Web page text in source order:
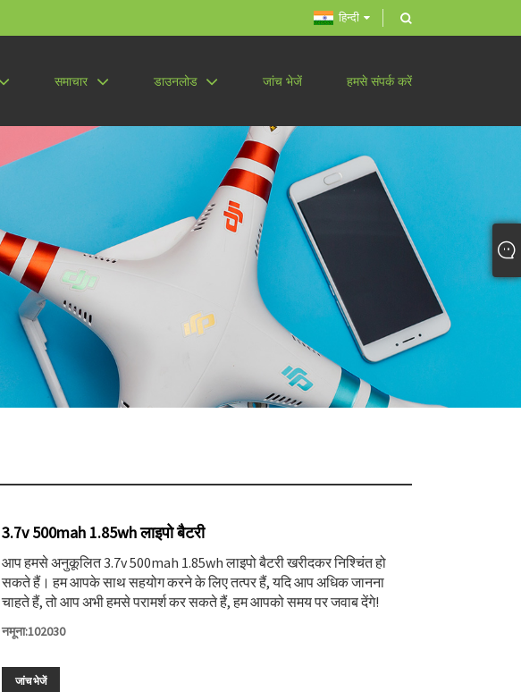
हिन्दी
समाचार डाउनलोड जांच भेजें हमसे संपर्क करें
3.7v 500mah 1.85wh लाइपो बैटरी
आप हमसे अनुकूलित 3.7v 500mah 1.85wh लाइपो बैटरी खरीदकर निश्चिंत हो
सकते हैं। हम आपके साथ सहयोग करने के लिए तत्पर हैं, यदि आप अधिक जानना
चाहते हैं, तो आप अभी हमसे परामर्श कर सकते हैं, हम आपको समय पर जवाब देंगे!
नमूना:102030
जांच भेजें